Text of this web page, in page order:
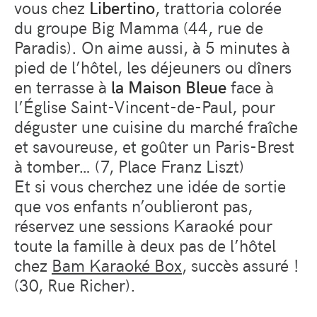
vous chez Libertino, trattoria colorée
du groupe Big Mamma (44, rue de
Paradis). On aime aussi, à 5 minutes à
pied de l’hôtel, les déjeuners ou dîners
en terrasse à la Maison Bleueface à
l’Église Saint-Vincent-de-Paul, pour
déguster une cuisine du marché fraîche
et savoureuse, et goûter un Paris-Brest
à tomber… (7, Place Franz Liszt)
Et si vous cherchez une idée de sortie
que vos enfants n’oublieront pas,
réservez une sessions Karaoké pour
toute la famille à deux pas de l’hôtel
chez Bam Karaoké Box, succès assuré !
(30, Rue Richer).